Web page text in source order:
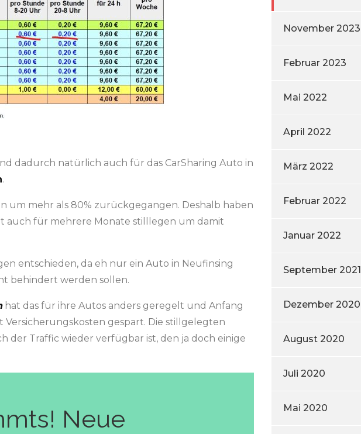
dadurch natürlich auch für das CarSharing Auto in
.
um mehr als 80% zurückgegangen. Deshalb haben
auch für mehrere Monate stilllegen um damit
entschieden, da eh nur ein Auto in Neufinsing
behindert werden sollen.
hat das für ihre Autos anders geregelt und Anfang
gespart. Die stillgelegten
der Traffic wieder verfügbar ist, den ja doch einige
Neue
November 2023
Februar 2023
Mai 2022
April 2022
März 2022
Februar 2022
Januar 2022
September 2021
Dezember 2020
August 2020
Juli 2020
Mai 2020